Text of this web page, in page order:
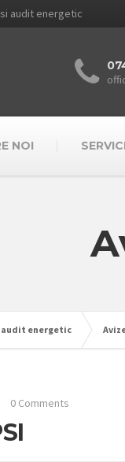
audit energetic
NOI
audit energetic
0 Comments